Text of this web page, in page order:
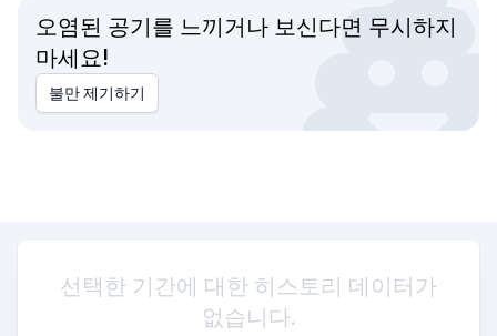
오염된 공기를 느끼거나 보신다면 무시하지
마세요!
불만 제기하기
선택한 기간에 대한 히스토리 데이터가
없습니다.